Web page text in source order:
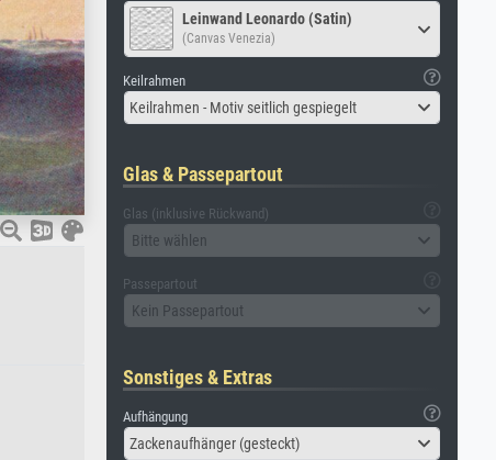
Leinwand Leonardo (Satin)
(Canvas Venezia)
Keilrahmen
Keilrahmen - Motiv seitlich gespiegelt
Glas & Passepartout
Glas (inklusive Rückwand)
Bitte wählen
Passepartout
Kein Passepartout
Sonstiges & Extras
Aufhängung
Zackenaufhänger (gesteckt)